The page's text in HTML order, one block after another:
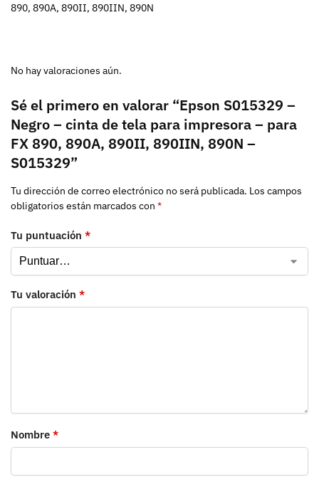
890, 890A, 890II, 890IIN, 890N
No hay valoraciones aún.
Sé el primero en valorar “Epson S015329 –
Negro – cinta de tela para impresora – para
FX 890, 890A, 890II, 890IIN, 890N –
S015329”
Tu dirección de correo electrónico no será publicada. Los campos
obligatorios están marcados con *
Tu puntuación *
Tu valoración *
Nombre *